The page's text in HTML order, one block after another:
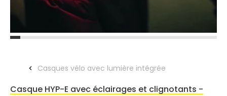
Casques vélo avec lumière intégrée
Casque HYP-E avec éclairages et clignotants -